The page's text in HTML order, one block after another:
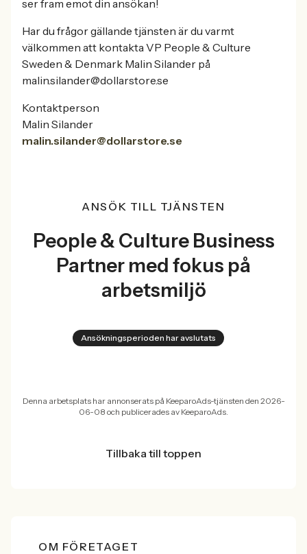
ser fram emot din ansökan!
Har du frågor gällande tjänsten är du varmt
välkommen att kontakta VP People & Culture
Sweden & Denmark Malin Silander på
malin.silander@dollarstore.se
Kontaktperson
Malin Silander
malin.silander@dollarstore.se
ANSÖK TILL TJÄNSTEN
People & Culture Business
Partner med fokus på
arbetsmiljö
Ansökningsperioden har avslutats
Denna arbetsplats har annonserats på KeeparoAds-tjänsten den 2026-
06-08 och publicerades av KeeparoAds.
Tillbaka till toppen
OM FÖRETAGET